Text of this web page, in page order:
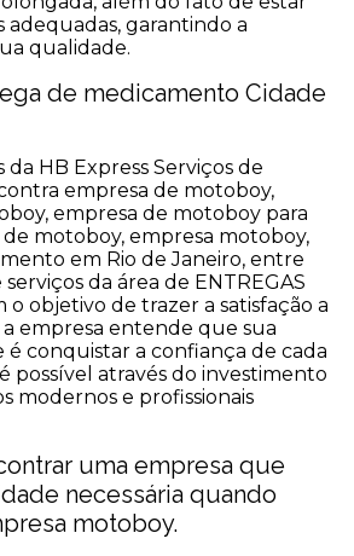
garantindo a
qualidade.
de medicamento Cidade
da HB Express Serviços de
empresa de motoboy,
empresa de motoboy para
motoboy, empresa motoboy,
em Rio de Janeiro, entre
da área de ENTREGAS
o objetivo de trazer a satisfação a
a empresa entende que sua
conquistar a confiança de cada
possível através do investimento
modernos e profissionais
uma empresa que
necessária quando
motoboy.